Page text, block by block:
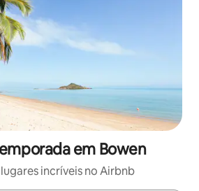
em Bowen
incríveis no Airbnb